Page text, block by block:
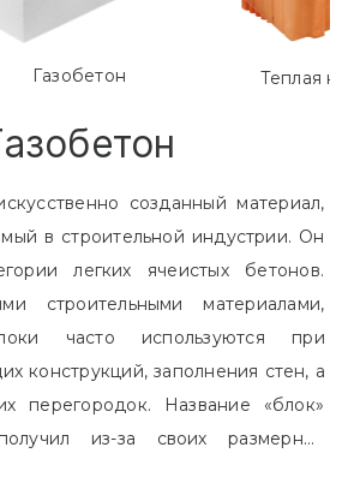
Газобетон Теплая
созданный материал,
в строительной индустрии. Он
легких ячеистых бетонов.
строительными материалами,
конструкций, заполнения стен, а
перегородок. Название «блок»
из-за своих размерных